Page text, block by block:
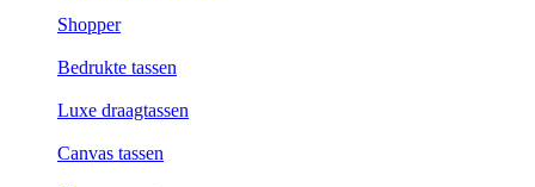
Shopper
Bedrukte tassen
Luxe draagtassen
Canvas tassen